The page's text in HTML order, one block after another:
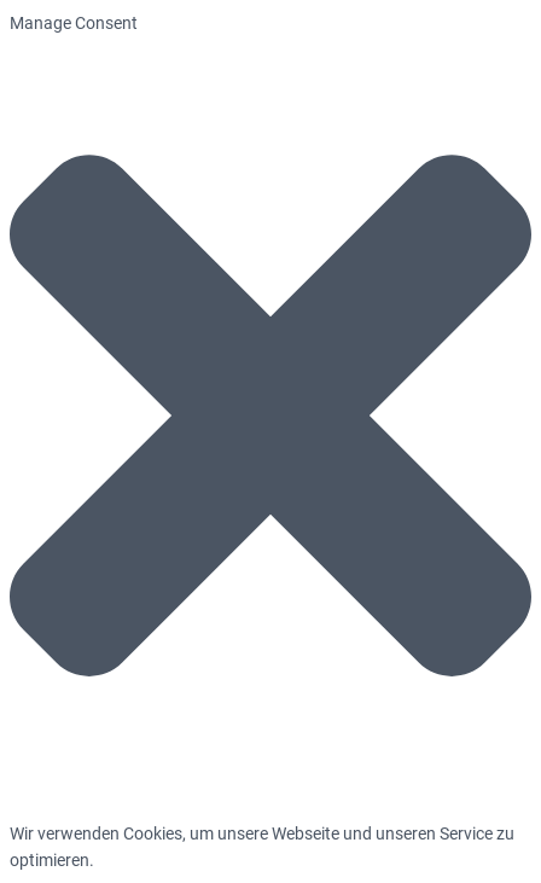
Manage Consent
Wir verwenden Cookies, um unsere Webseite und unseren Service zu
optimieren.